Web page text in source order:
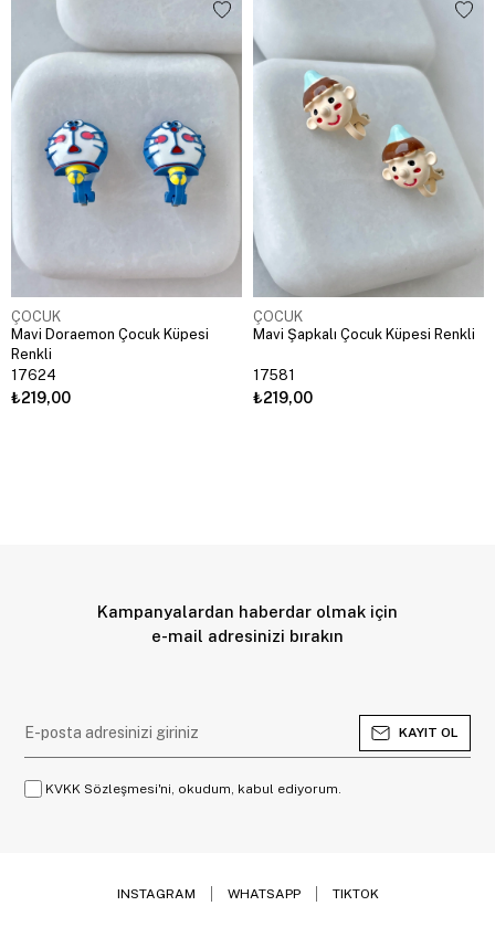
ÇOCUK
Mavi Doraemon Çocuk Küpesi
Renkli
17624
₺219,00
ÇOCUK
Mavi Şapkalı Çocuk Küpesi Renkli
17581
₺219,00
Kampanyalardan haberdar olmak için
e-mail adresinizi bırakın
KAYIT OL
KVKK Sözleşmesi'ni, okudum, kabul ediyorum.
INSTAGRAM WHATSAPP TIKTOK